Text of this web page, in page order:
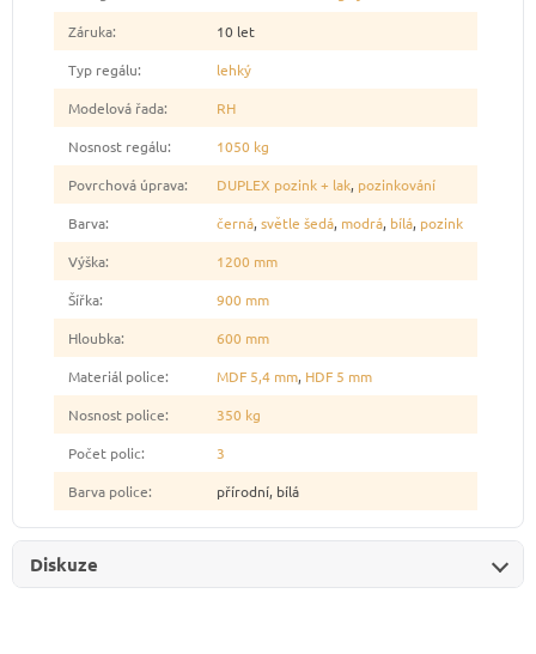
Záruka:
10 let
Typ regálu:
lehký
Modelová řada:
RH
Nosnost regálu:
1050 kg
Povrchová úprava: DUPLEX pozink + lak, pozinkování
Barva: černá, světle šedá, modrá, bílá, pozink
Výška:
1200 mm
Šířka:
900 mm
Hloubka:
600 mm
Materiál police: MDF 5,4 mm, HDF 5 mm
Nosnost police:
350 kg
Počet polic:
3
Barva police: přírodní, bílá
Diskuze